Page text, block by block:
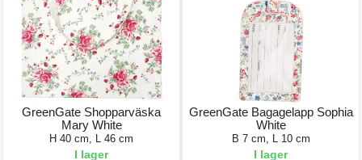
GreenGate Shopparväska
Mary White
H 40 cm, L 46 cm
I lager
GreenGate Bagagelapp Sophia
White
B 7 cm, L 10 cm
I lager